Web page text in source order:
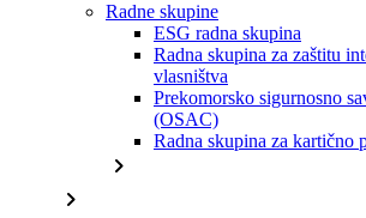
Radne skupine
ESG radna skupina
Radna skupina za zaštitu
vlasništva
Prekomorsko sigurnosno
(OSAC)
Radna skupina za kartično
chevron_right
chevron_right